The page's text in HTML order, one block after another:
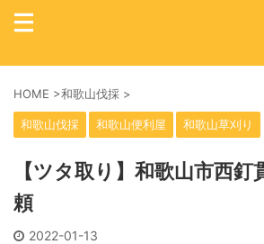
HOME >和歌山伐採 >
和歌山伐採 和歌山便利屋 和歌山草刈り
【ツタ取り】和歌山市西釘
頼
2022-01-13